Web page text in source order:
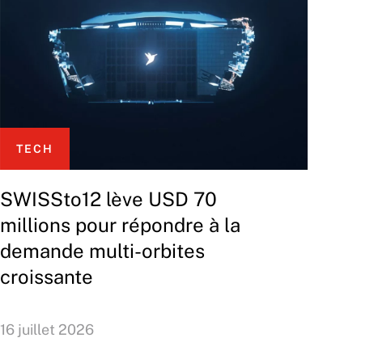
TECH
SWISSto12 lève USD 70
millions pour répondre à la
demande multi-orbites
croissante
16 juillet 2026